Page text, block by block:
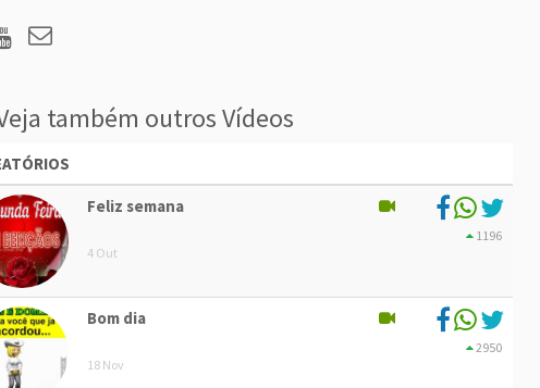
também outros Vídeos
Feliz semana
4 Out
1196
Bom dia
18 Nov
2950